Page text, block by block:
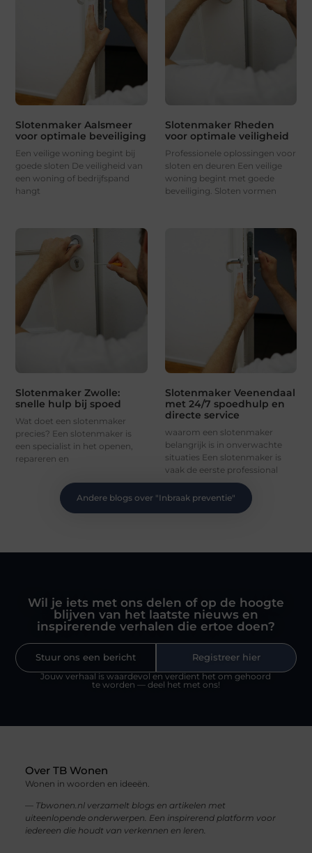
Slotenmaker Aalsmeer
voor optimale beveiliging
Een veilige woning begint bij
goede sloten De veiligheid van
een woning of bedrijfspand
hangt
Slotenmaker Rheden
voor optimale veiligheid
Professionele oplossingen voor
sloten en deuren Een veilige
woning begint met goede
beveiliging. Sloten vormen
Slotenmaker Zwolle:
snelle hulp bij spoed
Wat doet een slotenmaker
precies? Een slotenmaker is
een specialist in het openen,
repareren en
Slotenmaker Veenendaal
met 24/7 spoedhulp en
directe service
waarom een slotenmaker
belangrijk is in onverwachte
situaties Een slotenmaker is
vaak de eerste professional
Andere blogs over "Inbraak preventie"
Wil je iets met ons delen of op de hoogte
blijven van het laatste nieuws en
inspirerende verhalen die ertoe doen?
Stuur ons een bericht
Registreer hier
Jouw verhaal is waardevol en verdient het om gehoord
te worden — deel het met ons!
Over TB Wonen
Wonen in woorden en ideeën.
— Tbwonen.nl verzamelt blogs en artikelen met
uiteenlopende onderwerpen. Een inspirerend platform voor
iedereen die houdt van verkennen en leren.